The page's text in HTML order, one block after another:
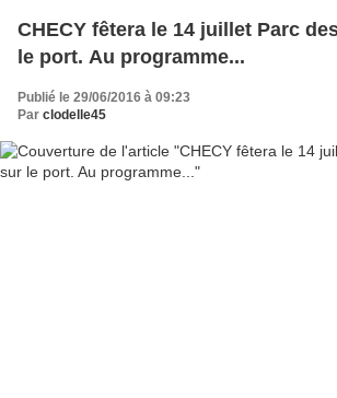
CHECY fêtera le 14 juillet Parc
le port. Au programme...
Publié le 29/06/2016 à 09:23
Par clodelle45